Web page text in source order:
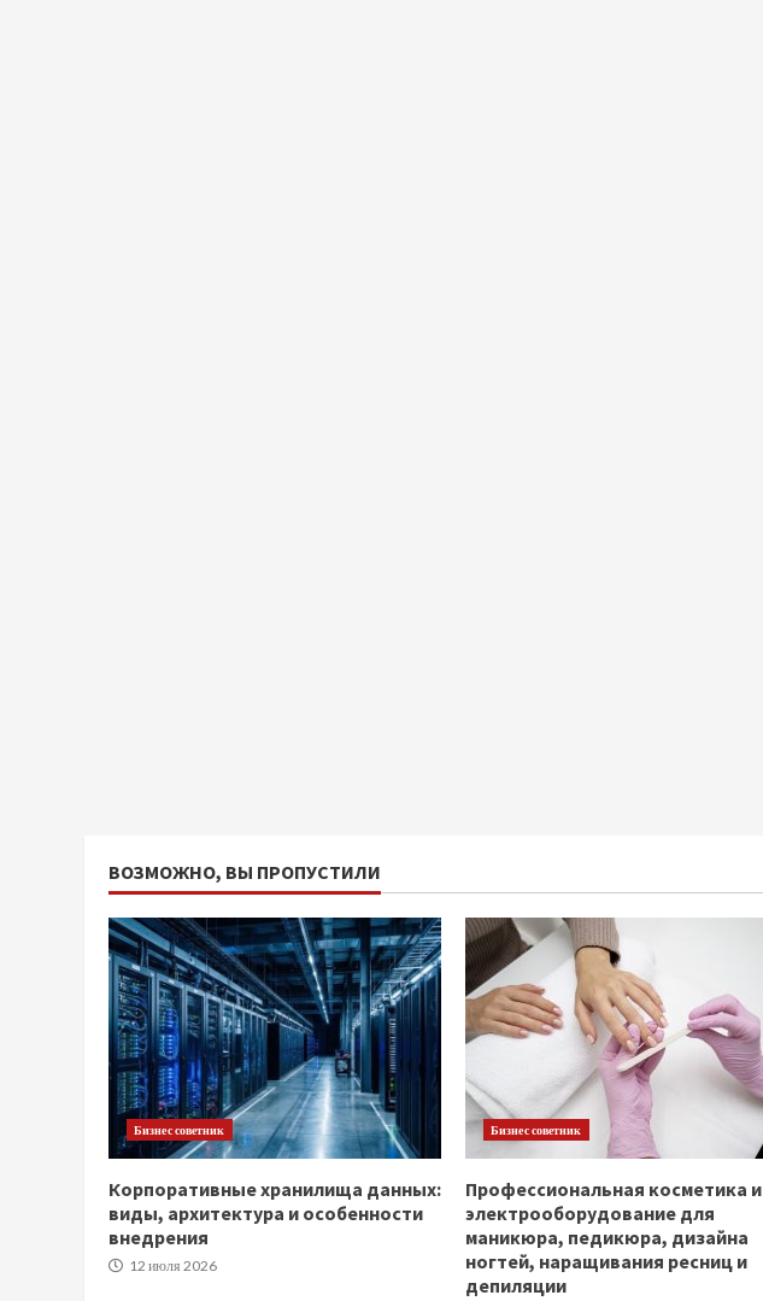
ВОЗМОЖНО, ВЫ ПРОПУСТИЛИ
Бизнес советник
Корпоративные хранилища данных:
виды, архитектура и особенности
внедрения
12 июля 2026
Бизнес советник
Профессиональная косметика и
электрооборудование для
маникюра, педикюра, дизайна
ногтей, наращивания ресниц и
депиляции